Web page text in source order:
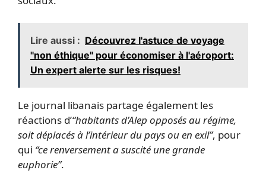
Lire aussi : Découvrez l'astuce de voyage
"non éthique" pour économiser à l'aéroport:
Un expert alerte sur les risques!
Le journal libanais partage également les
réactions d’“habitants d’Alep opposés au régime,
soit déplacés à l’intérieur du pays ou en exil”, pour
qui “ce renversement a suscité une grande
euphorie”.